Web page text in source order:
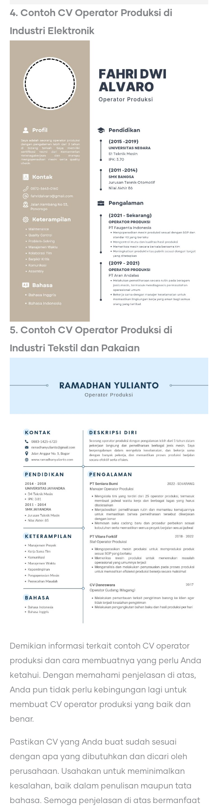
4. Contoh CV Operator Produksi di
Industri Elektronik
5. Contoh CV Operator Produksi di
Industri Tekstil dan Pakaian
Demikian informasi terkait contoh CV operator
produksi dan cara membuatnya yang perlu Anda
ketahui. Dengan memahami penjelasan di atas,
Anda pun tidak perlu kebingungan lagi untuk
membuat CV operator produksi yang baik dan
benar.
Pastikan CV yang Anda buat sudah sesuai
dengan apa yang dibutuhkan dan dicari oleh
perusahaan. Usahakan untuk meminimalkan
kesalahan, baik dalam penulisan maupun tata
bahasa. Semoga penjelasan di atas bermanfaat